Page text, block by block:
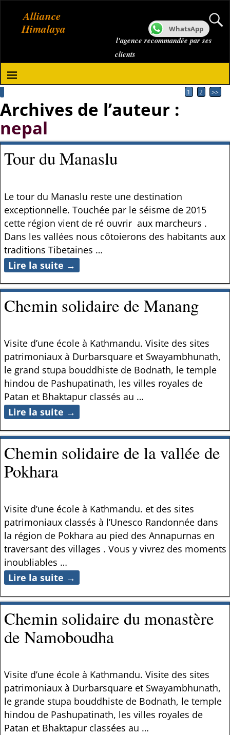
Alliance
Himalaya
l'agence recommandée par ses
clients
1 2 >>
Archives de l’auteur :
nepal
Tour du Manaslu
Le tour du Manaslu reste une destination
exceptionnelle. Touchée par le séisme de 2015
cette région vient de ré ouvrir aux marcheurs .
Dans les vallées nous côtoierons des habitants aux
traditions Tibetaines …
Lire la suite →
Chemin solidaire de Manang
Visite d’une école à Kathmandu. Visite des sites
patrimoniaux à Durbarsquare et Swayambhunath,
le grand stupa bouddhiste de Bodnath, le temple
hindou de Pashupatinath, les villes royales de
Patan et Bhaktapur classés au …
Lire la suite →
Chemin solidaire de la vallée de
Pokhara
Visite d’une école à Kathmandu. et des sites
patrimoniaux classés à l’Unesco Randonnée dans
la région de Pokhara au pied des Annapurnas en
traversant des villages . Vous y vivrez des moments
inoubliables …
Lire la suite →
Chemin solidaire du monastère
de Namoboudha
Visite d’une école à Kathmandu. Visite des sites
patrimoniaux à Durbarsquare et Swayambhunath,
le grande stupa bouddhiste de Bodnath, le temple
hindou de Pashupatinath, les villes royales de
Patan et Bhaktapur classées au …
WhatsApp